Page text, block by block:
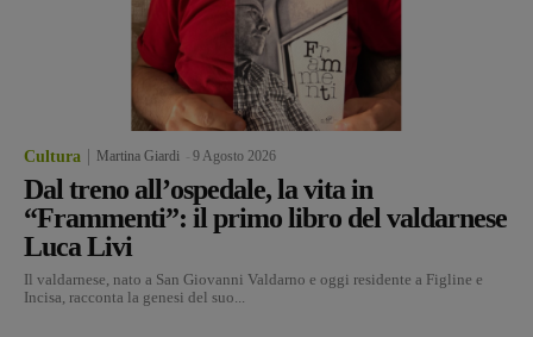
Cultura Martina Giardi 9 Agosto 2026
Dal treno all’ospedale, la vita in
“Frammenti”: il primo libro del valdarnese
Luca Livi
Il valdarnese, nato a San Giovanni Valdarno e oggi residente a Figline e
Incisa, racconta la genesi del suo...